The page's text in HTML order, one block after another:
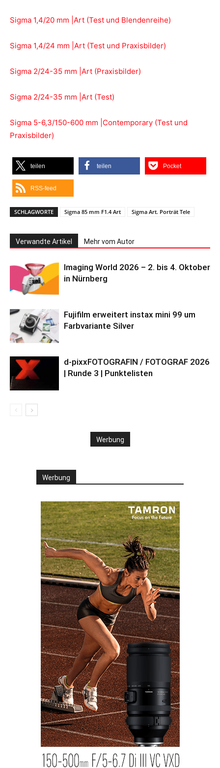
Sigma 1,4/20 mm |Art (Test und Blendenreihe)
Sigma 1,4/24 mm |Art (Test und Praxisbilder)
Sigma 2/24-35 mm |Art (Praxisbilder)
Sigma 2/24-35 mm |Art (Test)
Sigma 5-6,3/150-600 mm |Contemporary (Test und
Praxisbilder)
teilen teilen Pocket
RSS-feed
SCHLAGWORTE Sigma 85 mm F1.4 Art Sigma Art. Porträt Tele
Verwandte Artikel Mehr vom Autor
Imaging World 2026 – 2. bis 4. Oktober
in Nürnberg
Fujifilm erweitert instax mini 99 um
Farbvariante Silver
d-pixxFOTOGRAFIN / FOTOGRAF 2026
| Runde 3 | Punktelisten
Werbung
Werbung